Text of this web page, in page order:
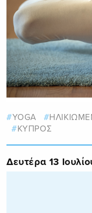
YOGA
ΚΥΠΡΟΣ
Δευτέρα 13